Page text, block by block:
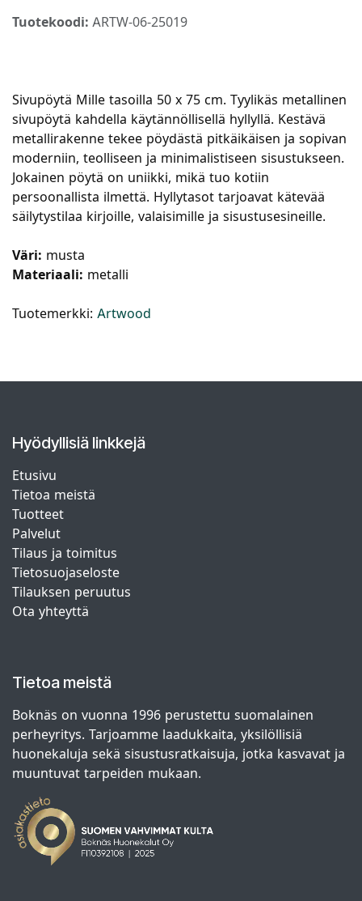
Tuotekoodi: ARTW-06-25019
Sivupöytä Mille tasoilla 50 x 75 cm. Tyylikäs metallinen
sivupöytä kahdella käytännöllisellä hyllyllä. Kestävä
metallirakenne tekee pöydästä pitkäikäisen ja sopivan
moderniin, teolliseen ja minimalistiseen sisustukseen.
Jokainen pöytä on uniikki, mikä tuo kotiin
persoonallista ilmettä. Hyllytasot tarjoavat kätevää
säilytystilaa kirjoille, valaisimille ja sisustusesineille.
Väri: musta
Materiaali: metalli
Tuotemerkki: Artwood
Hyödyllisiä linkkejä
Etusivu
Tietoa meistä
Tuotteet
Palvelut
Tilaus ja toimitus
Tietosuojaseloste
Tilauksen peruutus
Ota yhteyttä
Tietoa meistä
Boknäs on vuonna 1996 perustettu suomalainen
perheyritys. Tarjoamme laadukkaita, yksilöllisiä
huonekaluja sekä sisustusratkaisuja, jotka kasvavat ja
muuntuvat tarpeiden mukaan.